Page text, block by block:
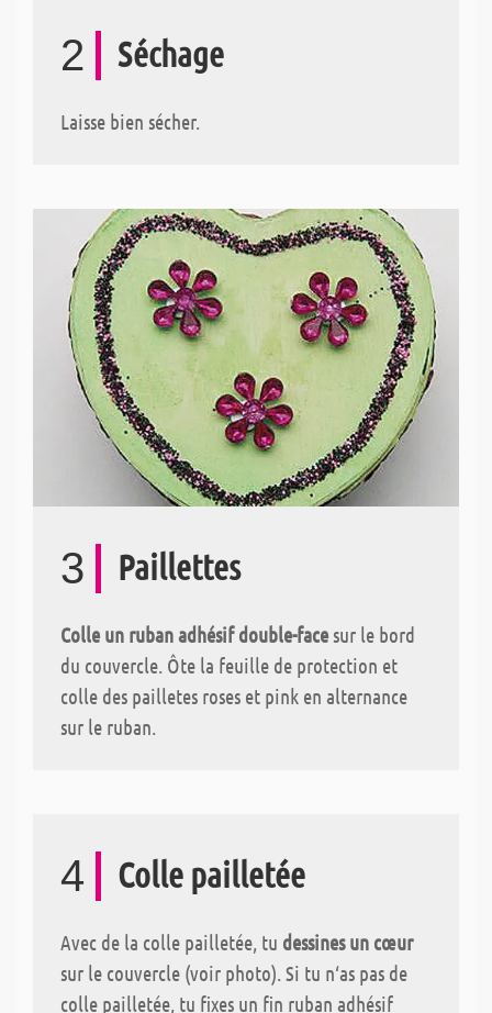
2 Séchage
Laisse bien sécher.
3 Paillettes
Colle un ruban adhésif double-face sur le bord
du couvercle. Ôte la feuille de protection et
colle des pailletes roses et pink en alternance
sur le ruban.
4 Colle pailletée
Avec de la colle pailletée, tu dessines un cœur
sur le couvercle (voir photo). Si tu n‘as pas de
colle pailletée, tu fixes un fin ruban adhésif